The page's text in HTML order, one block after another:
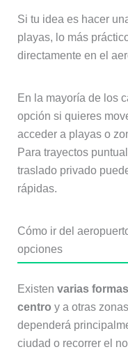
Si tu idea es hacer
playas, lo más
directamente en el
En la mayoría de los
opción si quieres
acceder a playas o
Para trayectos
traslado privado
rápidas.
Cómo ir del
opciones
Existen varias
centro y a otras
dependerá
ciudad o recorrer el